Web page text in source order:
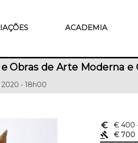
ACADEMIA
Obras de Arte Moderna e
• 18h00
euro_symbol € 400
gavel
€ 700